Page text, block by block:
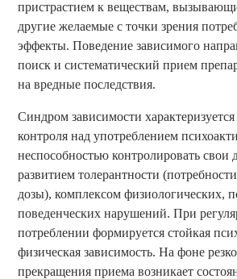
пристрастием к веществам,
другие желаемые с точки зрения
эффекты. Поведение зависимого
поиск и систематический прием
на вредные последствия.
Синдром зависимости характеризуется
контроля над употреблением
неспособностью контролировать свои
развитием толерантности
дозы), комплексом физиологических,
поведенческих нарушений. При
потреблении формируется стойкая
физическая зависимость. На фоне
прекращения приема возникает